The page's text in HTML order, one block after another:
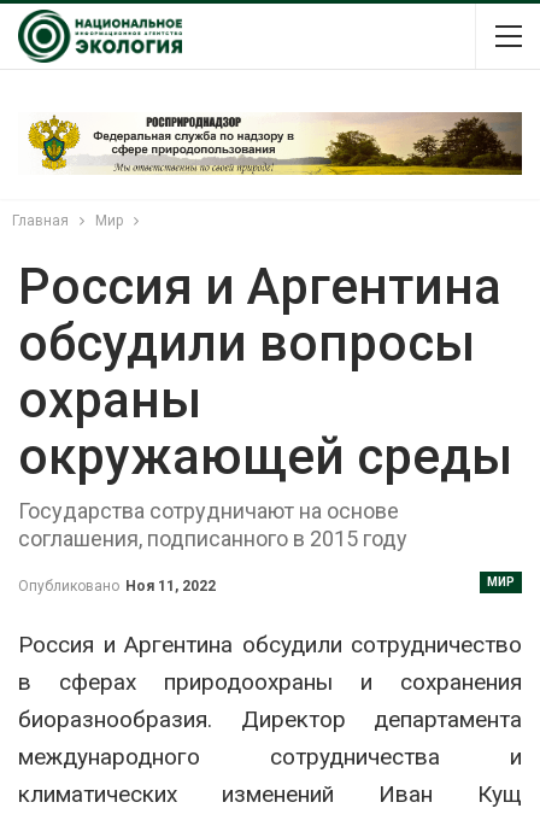
Главная Мир
Россия и Аргентина
обсудили вопросы
охраны
окружающей среды
Государства сотрудничают на основе
соглашения, подписанного в 2015 году
МИР
Опубликовано Ноя 11, 2022
Россия и Аргентина обсудили сотрудничество
в сферах природоохраны и сохранения
биоразнообразия. Директор департамента
международного сотрудничества и
климатических изменений Иван Кущ